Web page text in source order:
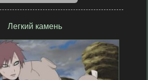
Легкий камень